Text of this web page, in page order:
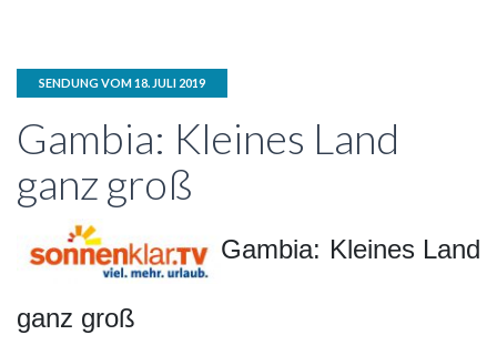
SENDUNG VOM 18. JULI 2019
Gambia: Kleines Land
ganz groß
Gambia: Kleines Land
ganz groß